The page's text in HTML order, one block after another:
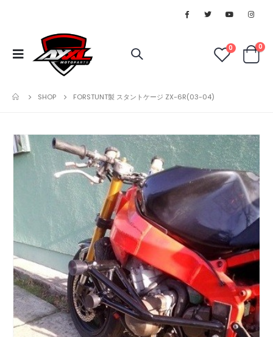
0 0
SHOP FORSTUNT製 スタントケージ ZX-6R(03-04)